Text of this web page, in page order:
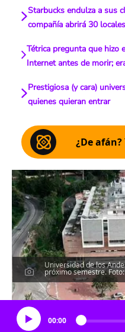
Starbucks endulza a sus
compañía abrirá 30 locales
Tétrica pregunta que hizo
Internet antes de morir;
Prestigiosa (y cara)
quienes quieran entrar
¿De afán?
Universidad de los
próximo semestre.
00:00